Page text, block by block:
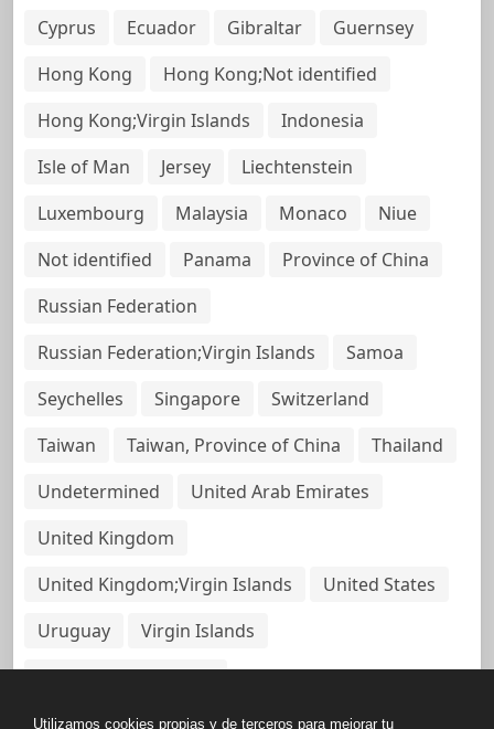
Cyprus
Ecuador Gibraltar
Guernsey
Hong Kong
Hong Kong;Not identified
Hong Kong;Virgin Islands
Indonesia
Isle of Man
Jersey
Liechtenstein
Luxembourg
Malaysia Monaco
Niue
Not identified
Panama
Province of China
Russian Federation
Russian Federation;Virgin Islands
Samoa
Seychelles
Singapore
Switzerland
Taiwan
Taiwan, Province of China
Thailand
Undetermined
United Arab Emirates
United Kingdom
United Kingdom;Virgin Islands
United States
Uruguay
Virgin Islands
Virgin Islands, British
Utilizamos cookies propias y de terceros para mejorar tu